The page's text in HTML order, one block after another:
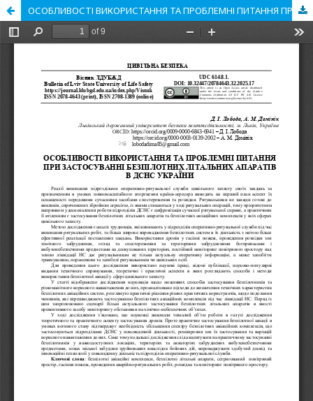
ОСОБЛИВОСТІ ВИКОРИСТАННЯ ТА ПРОБЛЕМНІ ПИТАННЯ ПРИ ЗАСТОСУВАННІ БЕЗПІЛОТНИХ ЛІТАЛЬНИХ АПАРАТІВ В ДСНС УКРАЇНИ